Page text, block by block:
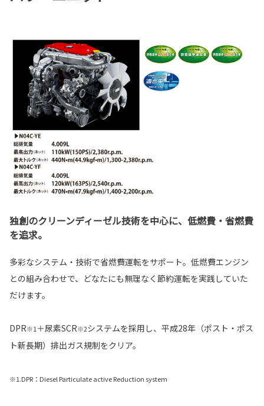
独創のクリーンディーゼル技術を中心に、低燃費・省燃費
を追求。
多彩なシステム・技術で省燃費運転をサポート。低燃費エンジン
との組み合わせで、どなたにも無理なく節約運転を実践していた
だけます。
DPR※1 ＋尿素SCR※2システムを採用し、平成28年（ポスト・ポス
ト新長期）排出ガス規制をクリア。
※1.DPR：Diesel Particulate active Reduction system